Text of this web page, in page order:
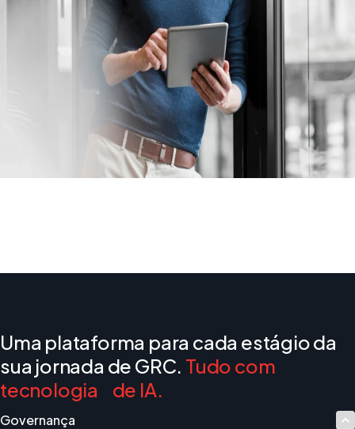
Uma plataforma para cada estágio da
sua jornada de GRC. Tudo com
tecnologia de IA.
Governança